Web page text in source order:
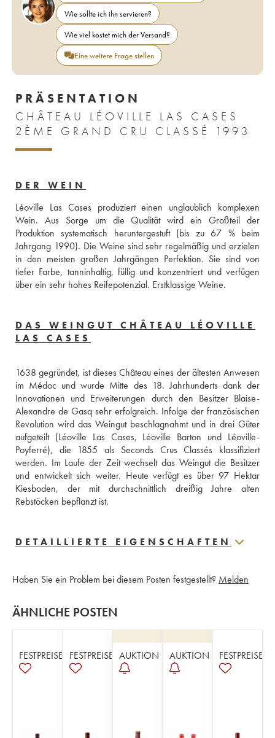
Wie sollte ich ihn servieren?
Wie viel kostet mich der Versand?
Eine weitere Frage stellen
PRÄSENTATION
CHÂTEAU LÉOVILLE LAS CASES
2ÈME GRAND CRU CLASSÉ 1993
DER WEIN
Léoville Las Cases produziert einen unglaublich komplexen
Wein. Aus Sorge um die Qualität wird ein Großteil der
Produktion systematisch heruntergestuft (bis zu 67 % beim
Jahrgang 1990). Die Weine sind sehr regelmäßig und erzielen
in den meisten großen Jahrgängen Perfektion. Sie sind von
tiefer Farbe, tanninhaltig, füllig und konzentriert und verfügen
über ein sehr hohes Reifepotenzial. Erstklassige Weine.
DAS WEINGUT CHÂTEAU LÉOVILLE
LAS CASES
1638 gegründet, ist dieses Château eines der ältesten Anwesen
im Médoc und wurde Mitte des 18. Jahrhunderts dank der
Innovationen und Erweiterungen durch den Besitzer Blaise-
Alexandre de Gasq sehr erfolgreich. Infolge der französischen
Revolution wird das Weingut beschlagnahmt und in drei Güter
aufgeteilt (Léoville Las Cases, Léoville Barton und Léoville-
Poyferré), die 1855 als Seconds Crus Classés klassifiziert
werden. Im Laufe der Zeit wechselt das Weingut die Besitzer
und entwickelt sich weiter. Heute verfügt es über 97 Hektar
Kiesboden, der mit durchschnittlich dreißig Jahre alten
Rebstöcken bepflanzt ist.
DETAILLIERTE EIGENSCHAFTEN
Haben Sie ein Problem bei diesem Posten festgestellt? Melden
ÄHNLICHE POSTEN
FESTPREISE FESTPREISE AUKTION AUKTION FESTPREISE